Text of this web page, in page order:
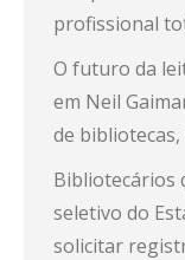
profissional
O futuro da
em Neil
de
Bibliotecários
seletivo do
solicitar